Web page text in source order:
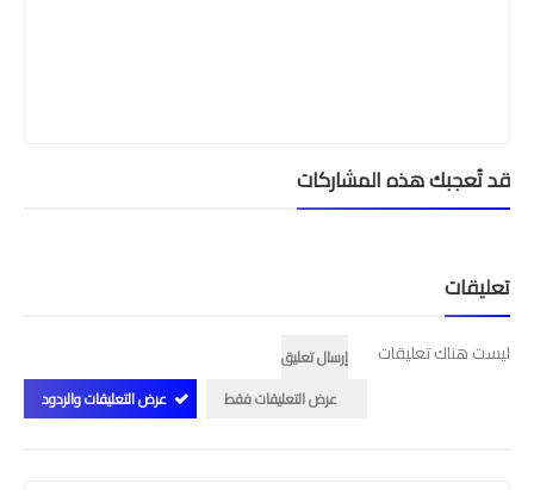
قد تُعجبك هذه المشاركات
تعليقات
ليست هناك تعليقات
إرسال تعليق
عرض التعليقات فقط
عرض التعليقات والردود